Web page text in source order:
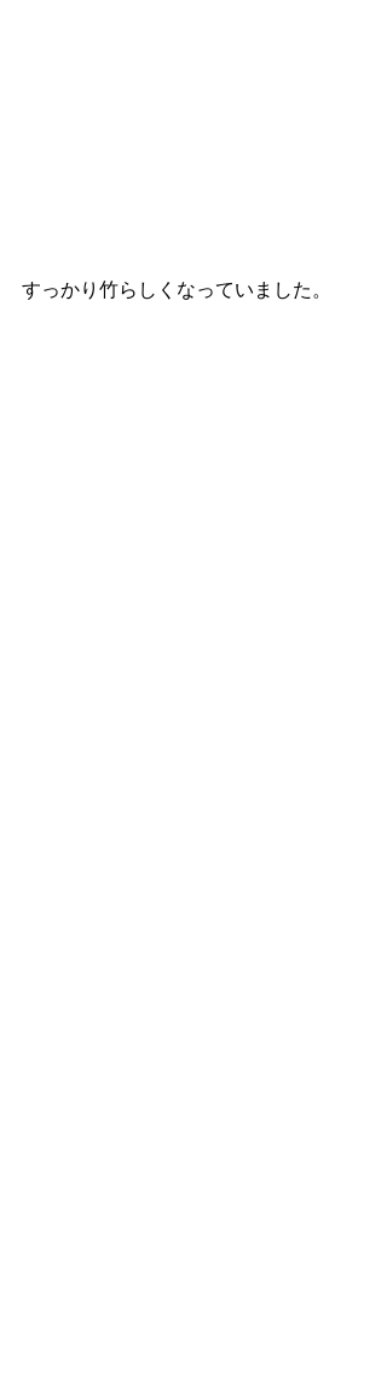
すっかり竹らしくなっていました。